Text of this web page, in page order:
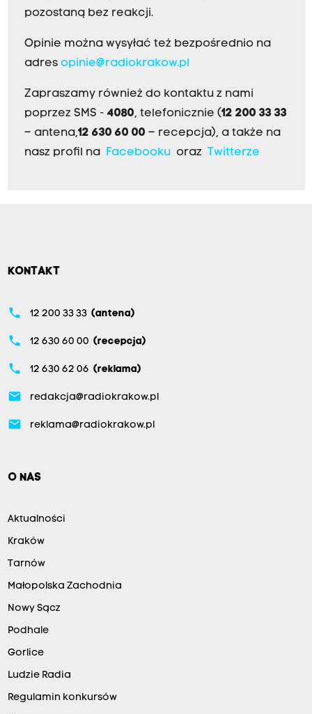
pozostaną bez reakcji.
Opinie można wysyłać też bezpośrednio na
adres opinie@radiokrakow.pl
Zapraszamy również do kontaktu z nami
poprzez SMS - 4080, telefonicznie (12 200 33 33
– antena,12 630 60 00 – recepcja), a także na
nasz profil na
Facebookuoraz Twitterze
KONTAKT
phone 12 200 33 33 (antena)
phone 12 630 60 00 (recepcja)
phone 12 630 62 06 (reklama)
email redakcja@radiokrakow.pl
email reklama@radiokrakow.pl
O NAS
Aktualności
Kraków
Tarnów
Małopolska Zachodnia
Nowy Sącz
Podhale
Gorlice
Ludzie Radia
Regulamin konkursów